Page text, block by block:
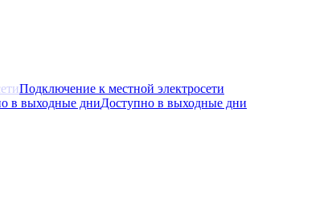
Подключение к местной электросети
Доступно в выходные дни